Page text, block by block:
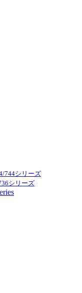
744シリーズ
シリーズ